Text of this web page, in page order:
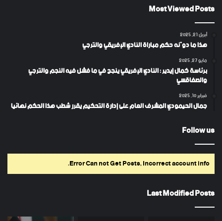
Most Viewed Posts
أبريل 21, 2025
هذا ما دوّنه حكم مباراة النادي الإفريقي والترجي
مايو 27, 2025
برئاسة كمال إيدير : النادي الإفريقي ينجح في ما فشل فيه النجم والترجي
والصفاقسي
فبراير 10, 2025
جمال الحيمودي المشرف العام على إدارة التحكيم يقرر شطب هذا الحكم نهائيا
Follow us
Error Can not Get Posts, Incorrect account info.
Last Modified Posts